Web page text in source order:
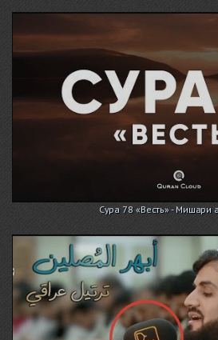
Сура 78 «Весть» - Мишари